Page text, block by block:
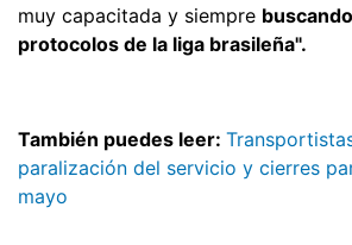
muy capacitada y siempre
protocolos de la liga brasileña".
También puedes leer:
paralización del servicio y cierres
mayo